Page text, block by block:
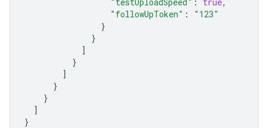
"followUpToken" :
"123"
}
}
]
}
]
}
}
]
}